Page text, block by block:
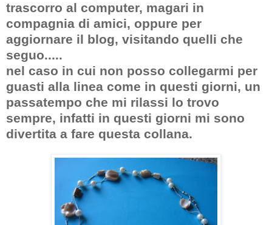
trascorro al computer, magari in
compagnia di amici, oppure per
aggiornare il blog, visitando quelli che
seguo.....
nel caso in cui non posso collegarmi per
guasti alla linea come in questi giorni, un
passatempo che mi rilassi lo trovo
sempre, infatti in questi giorni mi sono
divertita a fare questa collana.